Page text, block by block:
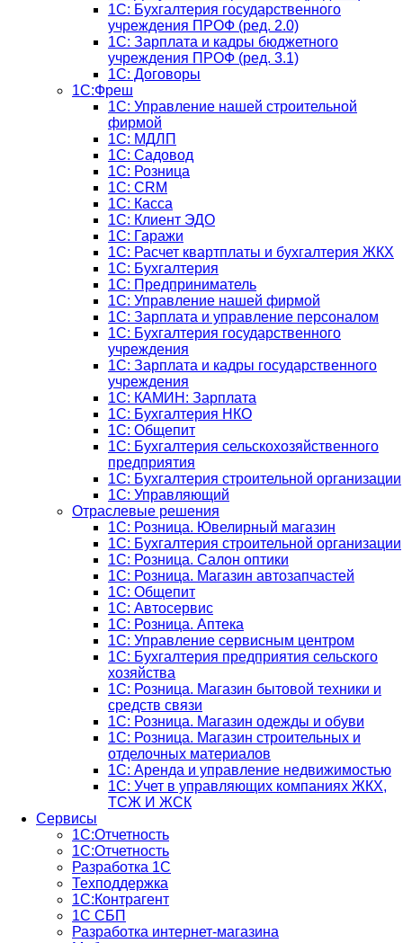
1C: Бухгалтерия государственного
учреждения ПРОФ (ред. 2.0)
1C: Зарплата и кадры бюджетного
учреждения ПРОФ (ред. 3.1)
1С: Договоры
1С:Фреш
1С: Управление нашей строительной
фирмой
1С: МДЛП
1С: Садовод
1С: Розница
1C: CRM
1C: Касса
1С: Клиент ЭДО
1С: Гаражи
1C: Расчет квартплаты и бухгалтерия ЖКХ
1C: Бухгалтерия
1C: Предприниматель
1C: Управление нашей фирмой
1C: Зарплата и управление персоналом
1C: Бухгалтерия государственного
учреждения
1C: Зарплата и кадры государственного
учреждения
1C: КАМИН: Зарплата
1C: Бухгалтерия НКО
1С: Общепит
1С: Бухгалтерия сельскохозяйст­венного
предприятия
1С: Бухгалтерия строительной организации
1С: Управляющий
Отраслевые решения
1С: Розница. Ювелирный магазин
1С: Бухгалтерия строительной организации
1С: Розница. Салон оптики
1С: Розница. Магазин автозапчастей
1C: Общепит
1С: Автосервис
1С: Розница. Аптека
1С: Управление сервисным центром
1С: Бухгалтерия предприятия сельского
хозяйства
1С: Розница. Магазин бытовой техники и
средств связи
1С: Розница. Магазин одежды и обуви
1С: Розница. Магазин строительных и
отделочных материалов
1С: Аренда и управление недвижимостью
1C: Учет в управляющих компаниях ЖКХ,
ТСЖ И ЖСК
Сервисы
1С:Отчетность
1С:Отчетность
Разработка 1С
Техподдержка
1С:Контрагент
1С СБП
Разработка интернет-магазина